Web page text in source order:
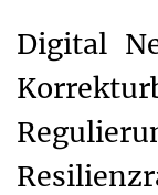
Digital